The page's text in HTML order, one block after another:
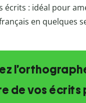
écrits : idéal pour
en quelques
de vos écrits